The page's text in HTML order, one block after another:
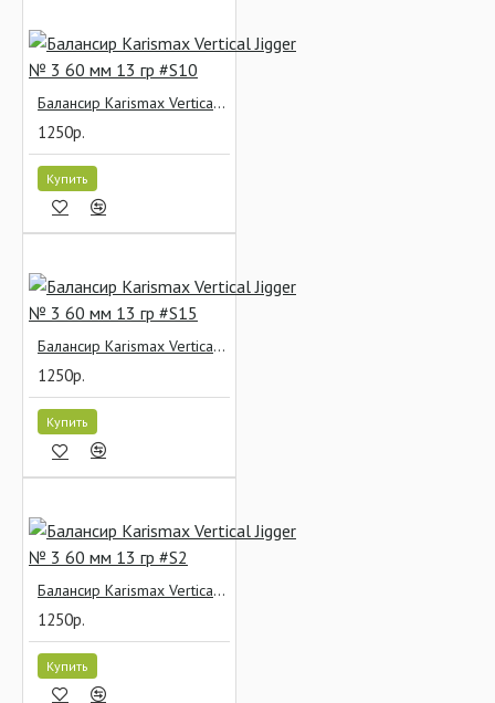
Балансир Karismax Vertical Jigger № 3 60 мм 13 гр #S10
1250р.
Купить
Балансир Karismax Vertical Jigger № 3 60 мм 13 гр #S15
1250р.
Купить
Балансир Karismax Vertical Jigger № 3 60 мм 13 гр #S2
1250р.
Купить